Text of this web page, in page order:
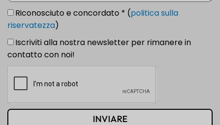
Riconosciuto e concordato * (politica sulla
riservatezza)
Iscriviti alla nostra newsletter per rimanere in
contatto con noi!
INVIARE